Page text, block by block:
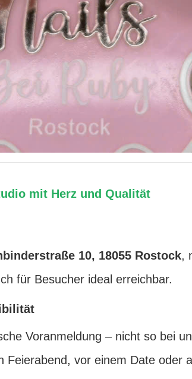
mit Herz und Qualität
10, 18055 Rostock,
für Besucher ideal erreichbar.
Voranmeldung – nicht so bei
Feierabend, vor einem Date oder